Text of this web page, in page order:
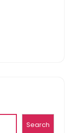
Search